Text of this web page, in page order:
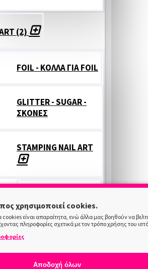
(2)
FOIL - ΚΟΛΛΑ ΓΙΑ FOIL
GLITTER - SUGAR -
ΣΚΟΝΕΣ
STAMPING NAIL ART
COLOR
ΝΥΧΙΩΝ
χρησιμοποιεί cookies.
είναι απαραίτητα, ενώ άλλα μας βοηθούν να
πληροφορίες σχετικά με τον τρόπο χρήσης του
Αποδοχή όλων